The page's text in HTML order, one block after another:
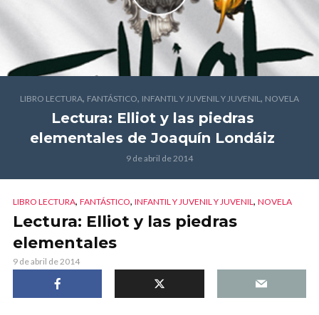
LIBRO LECTURA, FANTÁSTICO, INFANTIL Y JUVENIL Y JUVENIL, NOVELA
Lectura: Elliot y las piedras
elementales de Joaquín Londáiz
9 de abril de 2014
LIBRO LECTURA, FANTÁSTICO, INFANTIL Y JUVENIL Y JUVENIL, NOVELA
Lectura: Elliot y las piedras
elementales
9 de abril de 2014